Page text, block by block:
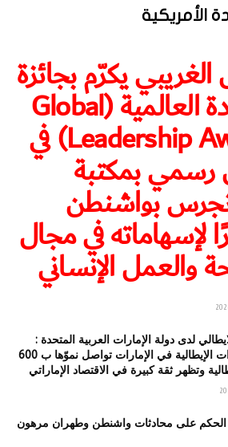
الأمريكية
يكرّم بجائزة
القيادة العالمية (Global
Leadership Award) في
بمكتبة
بواشنطن
لإسهاماته في مجال
والعمل الإنساني
لدى دولة الإمارات العربية المتحدة :
الاستثمارات الإيطالية في الإمارات تواصل نموّها ب 600
وتظهر ثقة كبيرة في الاقتصاد الإماراتي
على محادثات واشنطن وطهران مرهون